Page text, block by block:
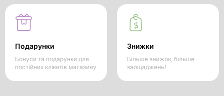
Подарунки
Бонуси та подарунки для
постійних клієнтів магазину
Знижки
Більше знижок, більше
заощаджень!